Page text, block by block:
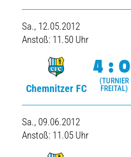
Sa., 12.05.2012
Anstoß: 11.50 Uhr
Chemnitzer FC
4:0
(TURNIER
FREITAL)
Sa., 09.06.2012
Anstoß: 11.05 Uhr